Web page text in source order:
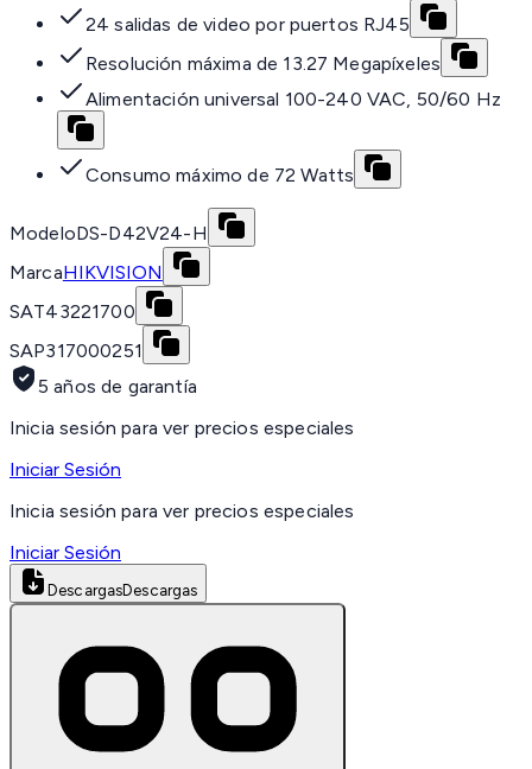
24 salidas de video por puertos RJ45
Resolución máxima de 13.27 Megapíxeles
Alimentación universal 100-240 VAC, 50/60 Hz
Consumo máximo de 72 Watts
ModeloDS-D42V24-H
MarcaHIKVISION
SAT43221700
SAP317000251
5 años de garantía
Inicia sesión para ver precios especiales
Iniciar Sesión
Inicia sesión para ver precios especiales
Iniciar Sesión
DescargasDescargas